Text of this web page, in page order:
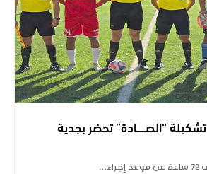
“الصــــــادة” تحضر بجدية